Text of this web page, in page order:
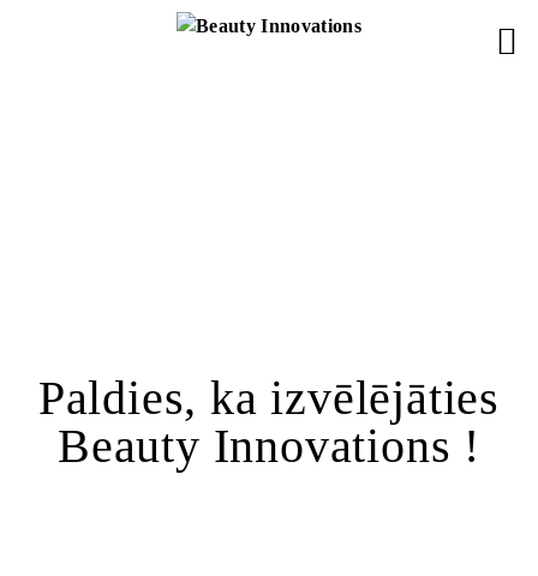
Paldies, ka izvēlējāties
Beauty Innovations !